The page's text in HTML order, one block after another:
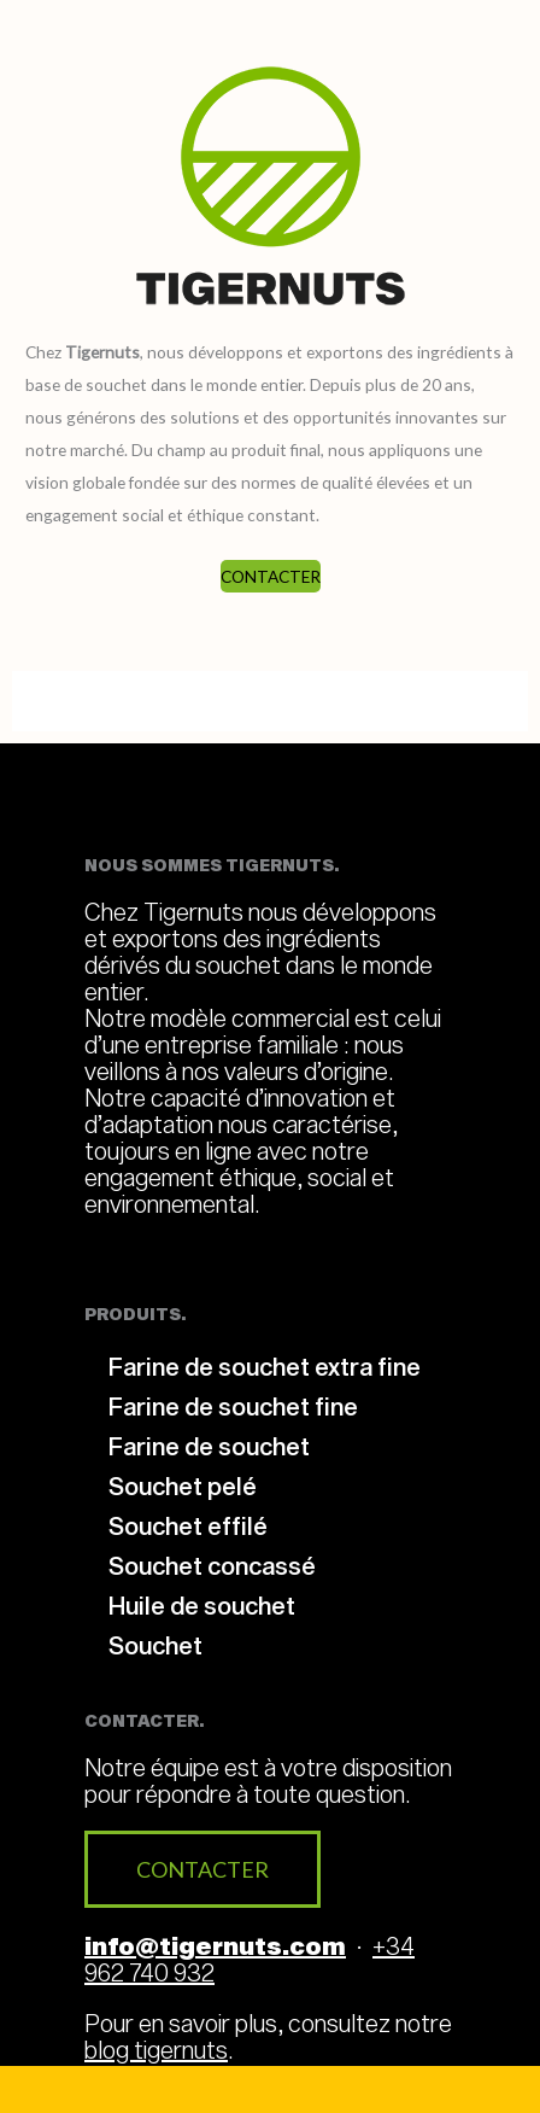
Chez Tigernuts, nous développons et exportons des ingrédients à
base de souchet dans le monde entier. Depuis plus de 20 ans,
nous générons des solutions et des opportunités innovantes sur
notre marché. Du champ au produit final, nous appliquons une
vision globale fondée sur des normes de qualité élevées et un
engagement social et éthique constant.
CONTACTER
NOUS SOMMES TIGERNUTS.
Chez Tigernuts nous développons
et exportons des ingrédients
dérivés du souchet dans le monde
entier.
Notre modèle commercial est celui
d’une entreprise familiale : nous
veillons à nos valeurs d’origine.
Notre capacité d’innovation et
d’adaptation nous caractérise,
toujours en ligne avec notre
engagement éthique, social et
environnemental.
PRODUITS.
Farine de souchet extra fine
Farine de souchet fine
Farine de souchet
Souchet pelé
Souchet effilé
Souchet concassé
Huile de souchet
Souchet
CONTACTER.
Notre équipe est à votre disposition
pour répondre à toute question.
CONTACTER
info@tigernuts.com · +34
962 740 932
Pour en savoir plus, consultez notre
blog tigernuts